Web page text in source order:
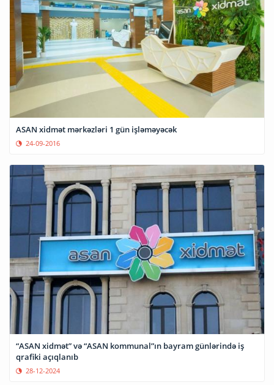
ASAN xidmət mərkəzləri 1 gün işləməyəcək
24-09-2016
“ASAN xidmət” və “ASAN kommunal”ın bayram günlərində iş
qrafiki açıqlanıb
28-12-2024